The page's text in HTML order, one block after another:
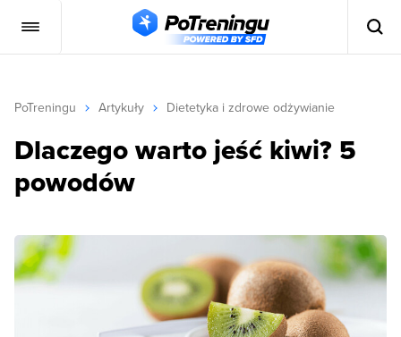
PoTreningu Artykuły Dietetyka i zdrowe odżywianie
Dlaczego warto jeść kiwi? 5
powodów